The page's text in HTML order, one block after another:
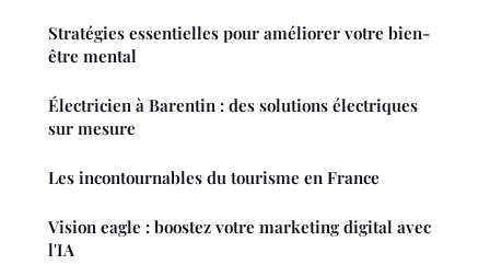
Stratégies essentielles pour améliorer votre bien-
être mental
Électricien à Barentin : des solutions électriques
sur mesure
Les incontournables du tourisme en France
Vision eagle : boostez votre marketing digital avec
l'IA